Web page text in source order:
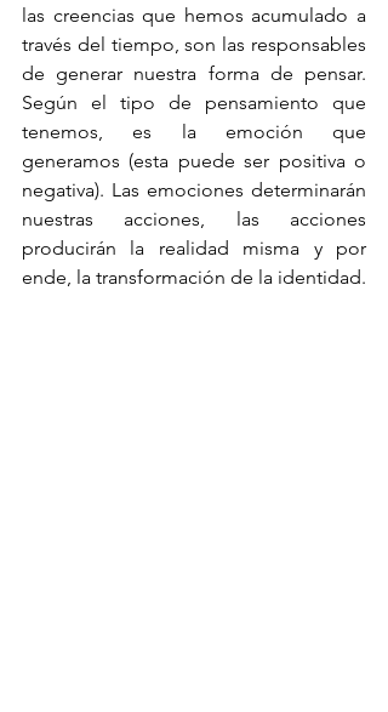
las creencias que hemos acumulado a
través del tiempo, son las responsables
de generar nuestra forma de pensar.
Según el tipo de pensamiento que
tenemos, es la emoción que
generamos (esta puede ser positiva o
negativa). Las emociones determinarán
nuestras acciones, las acciones
producirán la realidad misma y por